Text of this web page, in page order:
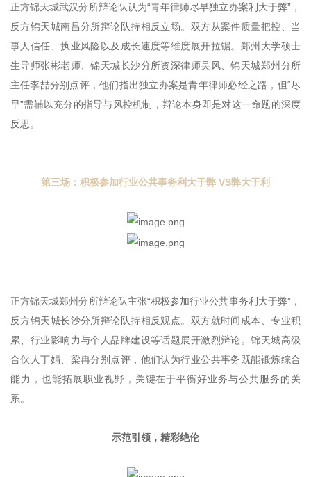
正方锦天城武汉分所辩论队认为“青年律师尽早独立办案利大于弊”，
反方锦天城南昌分所辩论队持相反立场。双方从案件质量把控、当
事人信任、执业风险以及成长速度等维度展开拉锯。郑州大学硕士
生导师张彬老师、锦天城长沙分所资深律师吴风、锦天城郑州分所
主任李喆分别点评，他们指出独立办案是青年律师必经之路，但“尽
早”需辅以充分的指导与风控机制，辩论本身即是对这一命题的深度
反思。
第三场：积极参加行业公共事务利大于弊 VS弊大于利
正方锦天城郑州分所辩论队主张“积极参加行业公共事务利大于弊”，
反方锦天城长沙分所辩论队持相反观点。双方就时间成本、专业积
累、行业影响力与个人品牌建设等话题展开激烈辩论。锦天城高级
合伙人丁娟、梁冉分别点评，他们认为行业公共事务既能锻炼综合
能力，也能拓展职业视野，关键在于平衡好业务与公共服务的关
系。
示范引领，精彩绝伦